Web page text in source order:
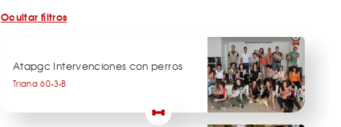
Ocultar filtros
Atapgc Intervenciones con perros
Triana 60-3-B